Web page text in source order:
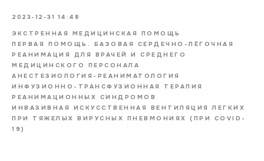
2023-12-31 14:48
ЭКСТРЕННАЯ МЕДИЦИНСКАЯ ПОМОЩЬ
ПЕРВАЯ ПОМОЩЬ. БАЗОВАЯ СЕРДЕЧНО-ЛЁГОЧНАЯ
РЕАНИМАЦИЯ ДЛЯ ВРАЧЕЙ И СРЕДНЕГО
МЕДИЦИНСКОГО ПЕРСОНАЛА
АНЕСТЕЗИОЛОГИЯ-РЕАНИМАТОЛОГИЯ
ИНФУЗИОННО-ТРАНСФУЗИОННАЯ ТЕРАПИЯ
РЕАНИМАЦИОННЫХ СИНДРОМОВ
ИНВАЗИВНАЯ ИСКУССТВЕННАЯ ВЕНТИЛЯЦИЯ ЛЕГКИХ
ПРИ ТЯЖЕЛЫХ ВИРУСНЫХ ПНЕВМОНИЯХ (ПРИ COVID-
19)